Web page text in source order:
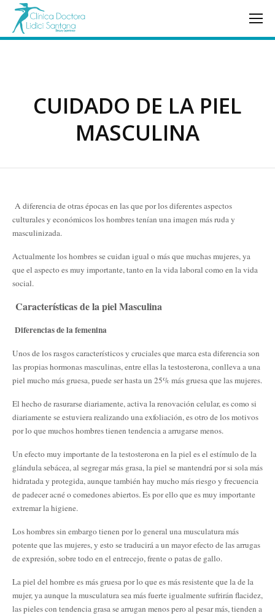
CUIDADO DE LA PIEL
MASCULINA
A diferencia de otras épocas en las que por los diferentes aspectos
culturales y económicos los hombres tenían una imagen más ruda y
masculinizada.
Actualmente los hombres se cuidan igual o más que muchas mujeres, ya
que el aspecto es muy importante, tanto en la vida laboral como en la vida
social.
Características de la piel Masculina
Diferencias de la femenina
Unos de los rasgos característicos y cruciales que marca esta diferencia son
las propias hormonas masculinas, entre ellas la testosterona, conlleva a una
piel mucho más gruesa, puede ser hasta un 25% más gruesa que las mujeres.
El hecho de rasurarse diariamente, activa la renovación celular, es como si
diariamente se estuviera realizando una exfoliación, es otro de los motivos
por lo que muchos hombres tienen tendencia a arrugarse menos.
Un efecto muy importante de la testosterona en la piel es el estímulo de la
glándula sebácea, al segregar más grasa, la piel se mantendrá por si sola más
hidratada y protegida, aunque también hay mucho más riesgo y frecuencia
de padecer acné o comedones abiertos. Es por ello que es muy importante
extremar la higiene.
Los hombres sin embargo tienen por lo general una musculatura más
potente que las mujeres, y esto se traducirá a un mayor efecto de las arrugas
de expresión, sobre todo en el entrecejo, frente o patas de gallo.
La piel del hombre es más gruesa por lo que es más resistente que la de la
mujer, ya aunque la musculatura sea más fuerte igualmente sufrirán flacidez,
las pieles con tendencia grasa se arrugan menos pero al pesar más, tienden a